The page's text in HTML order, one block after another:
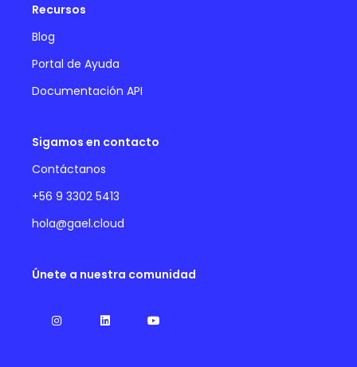
Recursos
Blog
Portal de Ayuda
Documentación API
Sigamos en contacto
Contáctanos
+56 9 3302 5413
hola@gael.cloud
Únete a nuestra comunidad